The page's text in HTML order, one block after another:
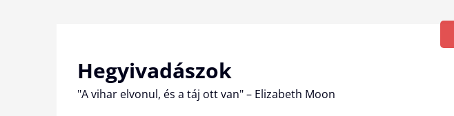
Hegyivadászok
"A vihar elvonul, és a táj ott van" – Elizabeth Moon